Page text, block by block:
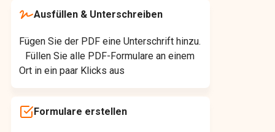
Ausfüllen & Unterschreiben
Fügen Sie der PDF eine Unterschrift hinzu.
Füllen Sie alle PDF-Formulare an einem
Ort in ein paar Klicks aus
Formulare erstellen